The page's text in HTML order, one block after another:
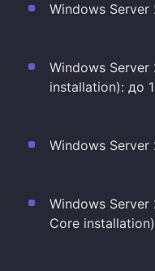
Windows Server
Windows Server
installation): до
Windows
Windows
Core